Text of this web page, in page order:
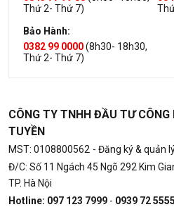
Thứ 2- Thứ 7)
Bảo Hành:
0382 99 0000(8h30- 18h30,
Thứ 2- Thứ 7)
CÔNG TY TNHH ĐẦU TƯ CÔNG
TUYỀN
MST: 0108800562 - Đăng ký & quản
Đ/C: Số 11 Ngách 45 Ngõ 292 Kim
TP. Hà Nội
Hotline: 097 123 7999 - 0939 72 5555